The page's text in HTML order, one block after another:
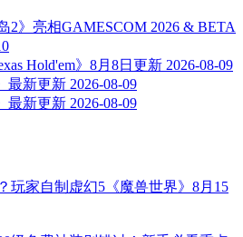
2》亮相GAMESCOM 2026 & BETA
Hold'em》8月8日更新 2026-08-09
最新更新 2026-08-09
最新更新 2026-08-09
玩家自制虚幻5《魔兽世界》8月15